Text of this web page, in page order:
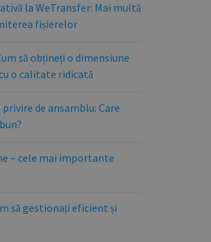
la WeTransfer: Mai multă
fișierelor
să obțineți o dimensiune
o calitate ridicată
de ansamblu: Care
– cele mai importante
să gestionați eficient și